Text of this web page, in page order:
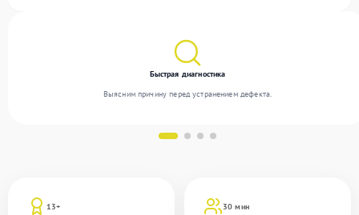
13+
30 мин
Быстрая диагностика
Выясним причину перед устранением дефекта.